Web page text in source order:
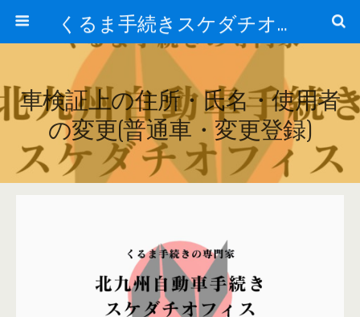
くるま手続きスケダチオフィス
車検証上の住所・氏名・使用者
の変更(普通車・変更登録)